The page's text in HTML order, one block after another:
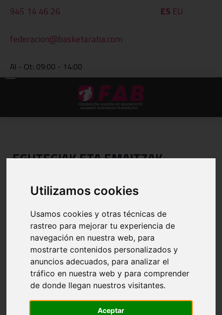
Utilizamos cookies
Usamos cookies y otras técnicas de
rastreo para mejorar tu experiencia de
navegación en nuestra web, para
mostrarte contenidos personalizados y
anuncios adecuados, para analizar el
tráfico en nuestra web y para comprender
de donde llegan nuestros visitantes.
Aceptar
945 14 46 26
federacion@basketaraba.com
Al - Ot: 09:00 - 14:00
ES EU
EGUTEGIAK ETA EMAITZAK
TALDEA: 1201 JUN.FEM.2ª-GRUPO A
NOMBRE:BAIGENE CORAZONISTAS -
MENDEBALDEA HEZI
CLUB: